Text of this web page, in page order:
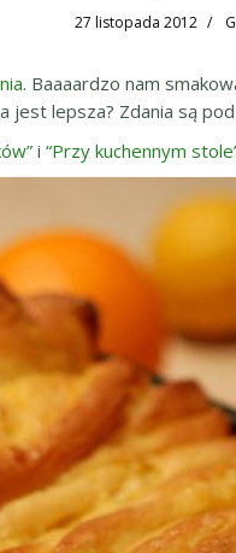
27 listopada 2012
. Baaaardzo nam
jest lepsza? Zdania są
i “Przy kuchennym